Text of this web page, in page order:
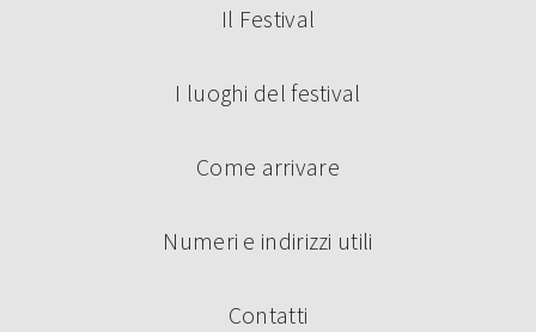
Il Festival
I luoghi del festival
Come arrivare
Numeri e indirizzi utili
Contatti